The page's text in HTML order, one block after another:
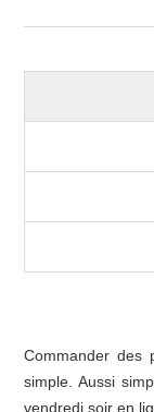
Commander des
simple. Aussi
vendredi soir en